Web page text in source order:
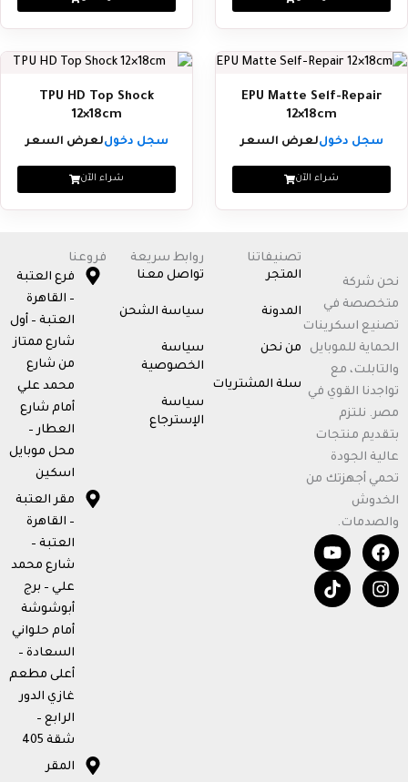
‏EPU Matte Self-Repair
12×18cm
سجل دخوللعرض السعر
شراء الآن
‏TPU HD Top Shock
12×18cm
سجل دخوللعرض السعر
شراء الآن
نحن شركة
متخصصة في
تصنيع اسكرينات
الحماية للموبايل
والتابلت، مع
تواجدنا القوي في
مصر. نلتزم
بتقديم منتجات
عالية الجودة
تحمي أجهزتك من
الخدوش
والصدمات.
F
a
c
e
Y
o
u
t
I
n
s
t
T
i
k
t
تصنيفاتنا
المتجر
المدونة
من نحن
سلة المشتريات
روابط سريعة
تواصل معنا
سياسة الشحن
سياسة
الخصوصية
سياسة
الإسترجاع
فروعنا
فرع العتبة
– القاهرة
العتبة – أول
شارع ممتاز
من شارع
محمد علي
أمام شارع
العطار –
محل موبايل
اسكين
مقر العتبة
– القاهرة
العتبة –
شارع محمد
علي – برج
أبوشوشة
أمام حلواني
السعادة –
أعلى مطعم
غازي الدور
الرابع –
شقة 405
المقر